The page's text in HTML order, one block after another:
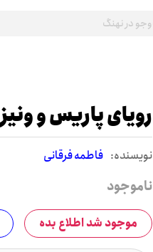
رویای پاریس و ونیز
نويسنده: فاطمه فرقانی
ناموجود
موجود شد اطلاع بده